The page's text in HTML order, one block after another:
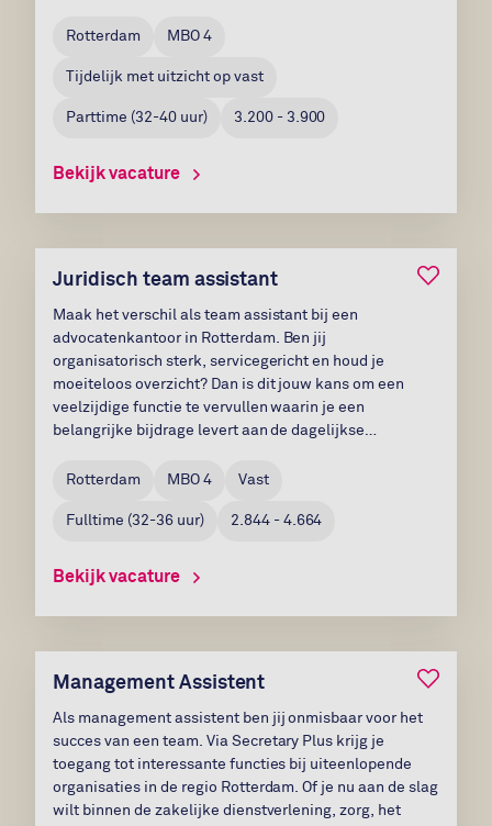
Rotterdam MBO 4
Tijdelijk met uitzicht op vast
Parttime (32-40uur) 3.200 - 3.900
Bekijk vacature
Juridisch team assistant
Maak het verschil als team assistant bij een
advocatenkantoor in Rotterdam. Ben jij
organisatorisch sterk, servicegericht en houd je
moeiteloos overzicht? Dan is dit jouw kans om een
veelzijdige functie te vervullen waarin je een
belangrijke bijdrage levert aan de dagelijkse
Rotterdam
MBO 4 Vast
Fulltime (32-36uur) 2.844 - 4.664
Bewaar
Bekijk vacature
Management Assistent
Als management assistent ben jij onmisbaar voor het
succes van een team. Via Secretary Plus krijg je
toegang tot interessante functies bij uiteenlopende
organisaties in de regio Rotterdam. Of je nu aan de slag
wilt binnen de zakelijke dienstverlening, zorg, het
Bewaar